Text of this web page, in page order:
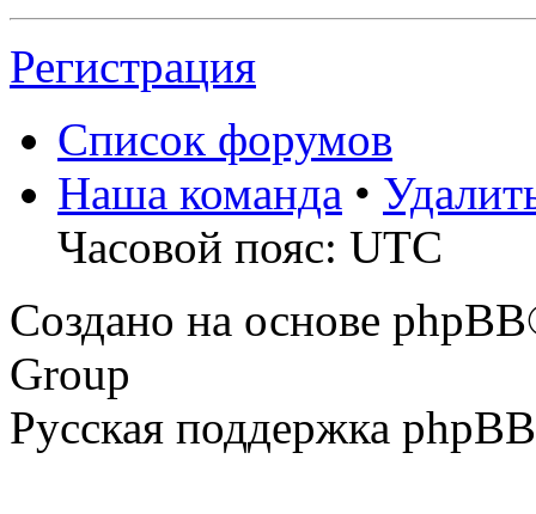
Регистрация
Список форумов
Наша команда •
Часовой пояс: UTC
Создано на основе
Group
Русская поддержка phpBB